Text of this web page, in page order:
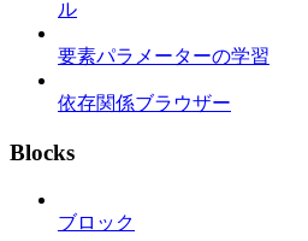
ル
要素パラメーターの学習
依存関係ブラウザー
Blocks
ブロック